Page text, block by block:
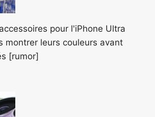
pour l'iPhone Ultra
montrer leurs couleurs avant
[rumor]